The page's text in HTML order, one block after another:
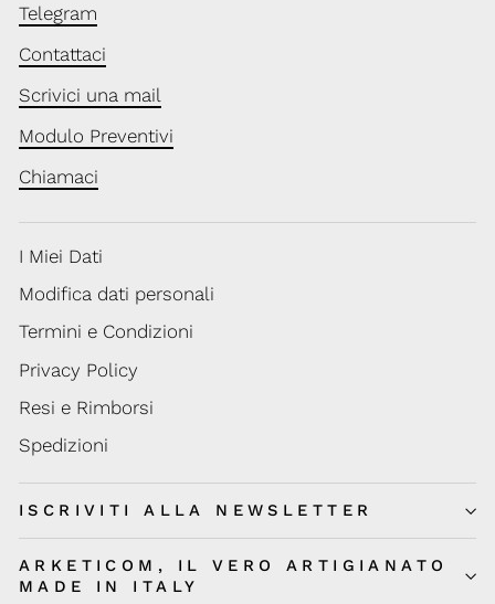
Telegram
Contattaci
Scrivici una mail
Modulo Preventivi
Chiamaci
I Miei Dati
Modifica dati personali
Termini e Condizioni
Privacy Policy
Resi e Rimborsi
Spedizioni
ISCRIVITI ALLA NEWSLETTER
ARKETICOM, IL VERO ARTIGIANATO
MADE IN ITALY